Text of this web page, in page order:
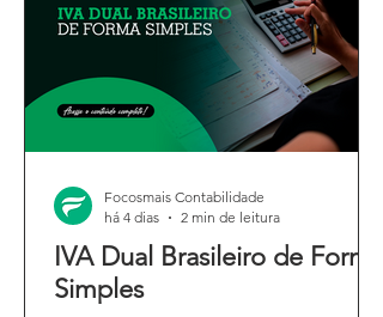
IVA Dual Brasileiro de Forma
Simples
Focosmais Contabilidade
há 4 dias
2 min de leitura